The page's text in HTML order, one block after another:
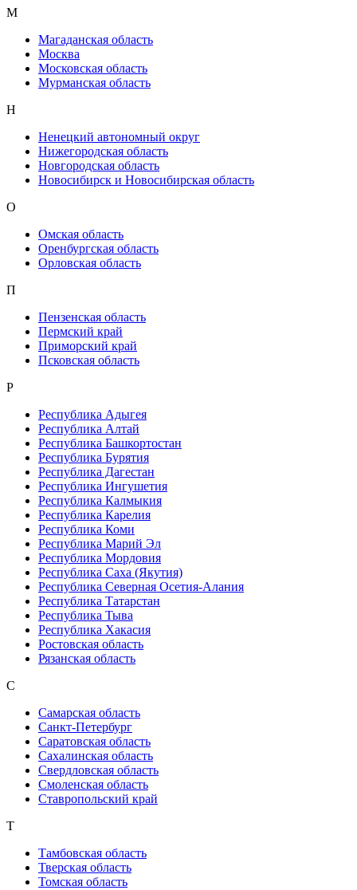
М
Магаданская область
Москва
Московская область
Мурманская область
Н
Ненецкий автономный округ
Нижегородская область
Новгородская область
Новосибирск и Новосибирская область
О
Омская область
Оренбургская область
Орловская область
П
Пензенская область
Пермский край
Приморский край
Псковская область
Р
Республика Адыгея
Республика Алтай
Республика Башкортостан
Республика Бурятия
Республика Дагестан
Республика Ингушетия
Республика Калмыкия
Республика Карелия
Республика Коми
Республика Марий Эл
Республика Мордовия
Республика Саха (Якутия)
Республика Северная Осетия-Алания
Республика Татарстан
Республика Тыва
Республика Хакасия
Ростовская область
Рязанская область
С
Самарская область
Санкт-Петербург
Саратовская область
Сахалинская область
Свердловская область
Смоленская область
Ставропольский край
Т
Тамбовская область
Тверская область
Томская область